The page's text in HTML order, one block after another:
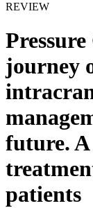
REVIEW
journey
future.
patients